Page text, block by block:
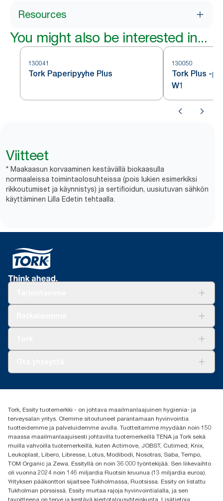
Resources
You might also be interested in...
130041
Tork Paperipyyhe Plus
130050
Tork Plus -
W1
Viitteet
* Maakaasun korvaaminen kestävällä biokaasulla
normaaleissa toimintaolosuhteissa (pois lukien esimerkiksi
rikkoutumiset ja käynnistys) ja sertifioidun, uusiutuvan sähkön
käyttäminen Lilla Edetin tehtaalla.
(+358) 9 5068 8222
Oy Essity Finland Ab
Revontulenkuja 1
02100 Espoo
Tork, Essity tuotemerkki - on johtava maailmanlaajuinen hygienia- ja
terveysalan yritys. Olemme sitoutuneet parantamaan hyvinvointia
tuotteidemme ja palveluidemme avulla. Tuotteitamme myydään noin 150
maassa maailmanlaajuisesti johtavilla tuotemerkeillä TENA ja Tork sekä
muilla vahvoilla tuotemerkeillä, kuten Actimove, JOBST, Cutimed, Knix,
Leukoplast, Libero, Libresse, Lotus, Modibodi, Nosotras, Saba, Tempo,
TOM Organic ja Zewa. Essityllä on noin 36 000 työntekijää. Sen liikevaihto
oli vuonna 2024 noin 146 miljardia Ruotsin kruunua (13 miljardia euroa).
Yrityksen pääkonttori sijaitsee Tukholmassa, Ruotsissa. Essity on listattu
Tukholman pörssissä. Essity murtaa rajoja hyvinvointialalla, ja sen
tavoitteena on terve ja kestävä kiertotalousyhteiskunta. Lisätietoja